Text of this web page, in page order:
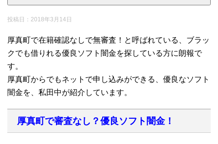
投稿日： 2018年3月14日
厚真町で在籍確認なしで無審査！と呼ばれている、ブラッ
クでも借りれる優良ソフト闇金を探している方に朗報で
す。
厚真町からでもネットで申し込みができる、優良なソフト
闇金を、私田中が紹介しています。
厚真町で審査なし？優良ソフト闇金！